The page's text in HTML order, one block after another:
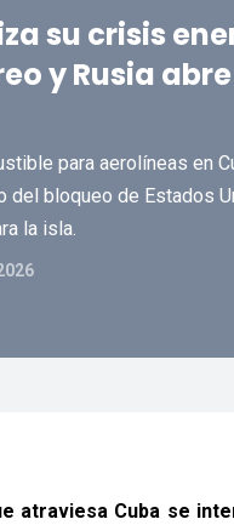
su crisis
y Rusia
para aerolíneas en
del bloqueo de Estados
la isla.
atraviesa Cuba se